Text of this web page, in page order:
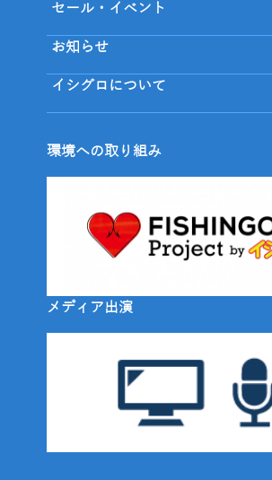
セール・イベント
お知らせ
イシグロについて
環境への取り組み
メディア出演